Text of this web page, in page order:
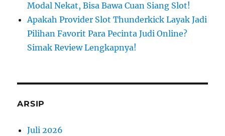
Modal Nekat, Bisa Bawa Cuan Siang Slot!
Apakah Provider Slot Thunderkick Layak Jadi
Pilihan Favorit Para Pecinta Judi Online?
Simak Review Lengkapnya!
ARSIP
Juli 2026